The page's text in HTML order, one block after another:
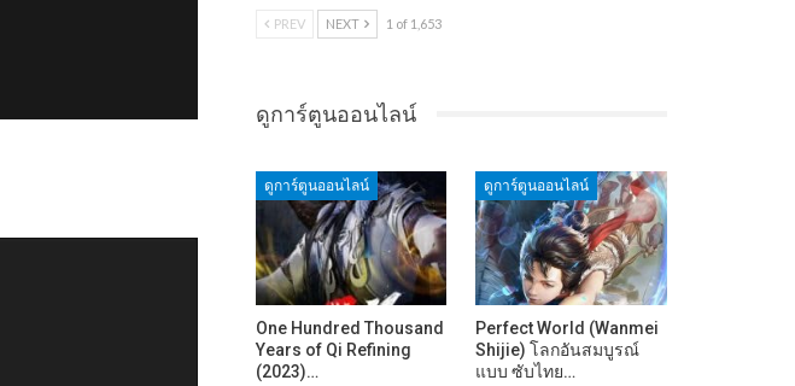
PREV NEXT 1 of 1,653
ดูการ์ตูนออนไลน์
ดูการ์ตูนออนไลน์
One Hundred Thousand
Years of Qi Refining
(2023)…
ดูการ์ตูนออนไลน์
Perfect World (Wanmei
Shijie) โลกอันสมบูรณ์
แบบ ซับไทย…